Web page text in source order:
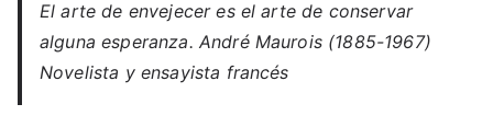
El arte de envejecer es el arte de conservar
alguna esperanza. André Maurois (1885-1967)
Novelista y ensayista francés